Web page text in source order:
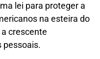
lei para proteger a
na esteira do
crescente
pessoais.